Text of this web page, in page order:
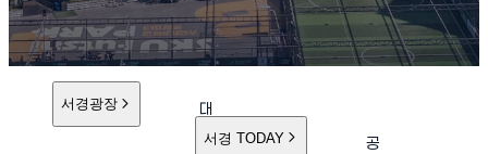
서경광장
대
학
서경 TODAY
공